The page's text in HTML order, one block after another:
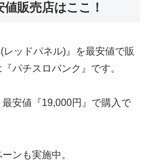
販売店はここ！
ッドパネル)』を最安値で販
パチスロバンク』です。
最安値『19,000円』で購入で
ンも実施中。